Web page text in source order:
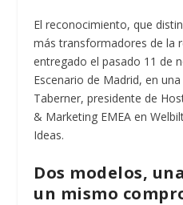
El reconocimiento, que
más transformadores de la
entregado el pasado 11 de
Escenario de Madrid, en
Taberner, presidente de
& Marketing EMEA en
Ideas.
Dos modelos,
un mismo